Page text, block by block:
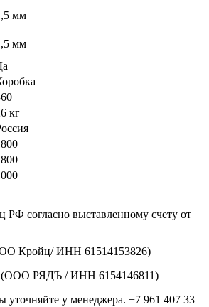
мм
мм
кг
РФ согласно выставленному счету от
Кройц/ ИНН 61514153826)
РЯДЪ / ИНН 6154146811)
у менеджера. +7 961 407 33